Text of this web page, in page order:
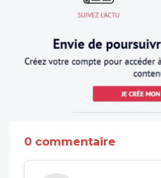
0 commentaire